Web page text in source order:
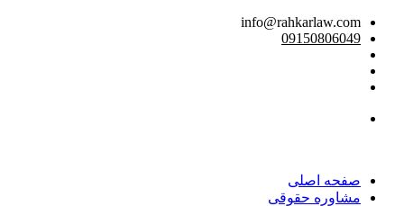
info@rahkarlaw.com
09150806049
صفحه اصلی
مشاوره حقوقی